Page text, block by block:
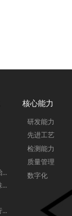
核心能力
研发能力
先进工艺
检测能力
质量管理
数字化
光伏、轮胎行业
酿酒、调味品行业
肉类加工行业